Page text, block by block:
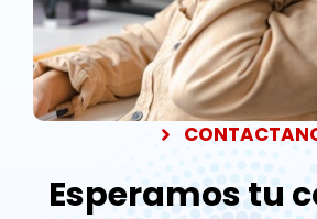
Esperamos tu